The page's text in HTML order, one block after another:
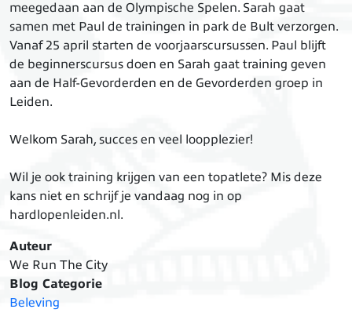
meegedaan aan de Olympische Spelen. Sarah gaat
samen met Paul de trainingen in park de Bult verzorgen.
Vanaf 25 april starten de voorjaarscursussen. Paul blijft
de beginnerscursus doen en Sarah gaat training geven
aan de Half-Gevorderden en de Gevorderden groep in
Leiden.
Welkom Sarah, succes en veel loopplezier!
Wil je ook training krijgen van een topatlete? Mis deze
kans niet en schrijf je vandaag nog in op
hardlopenleiden.nl.
Auteur
We Run The City
Blog Categorie
Beleving